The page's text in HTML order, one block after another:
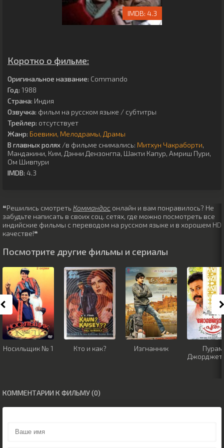
4.3
Коротко о фильме:
Оригинальное название: Commando
Год: 1988
Страна: Индия
Озвучка: фильм на русском языке / субтитры
Трейлер: отсутствует
Жанр: Боевики Мелодрамы Драмы
В главных ролях /в фильме снимались: Митхун Чакраборти,
Мандакини, Ким, Дэнни Дензонгпа, Шакти Капур, Амриш Пури,
Ом Шивпури
IMDB: 4.3
❝Решились смотреть Коммандос онлайн и вам понравилось? Не
забудьте написать в своих соц. сетях, где можно посмотреть все
индийские фильмы с переводом на русском языке и в хорошем HD
качестве!❝
Посмотрите другие фильмы и сериалы
Носильщик № 1 Кто и как? Изгнанник
Пурам
КОММЕНТАРИИ К ФИЛЬМУ (0)